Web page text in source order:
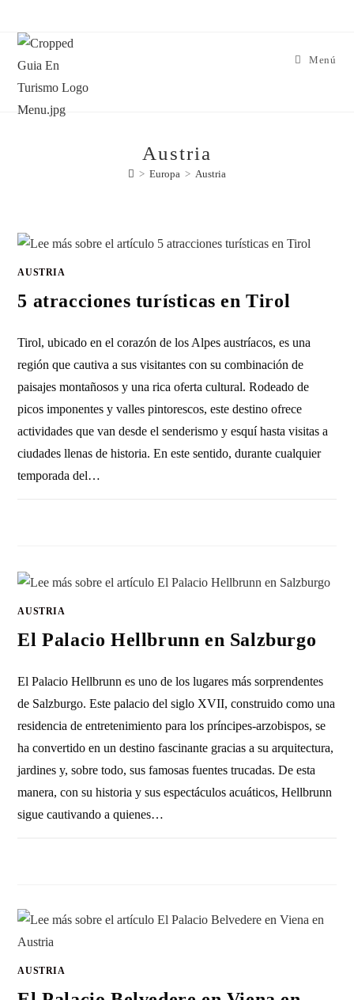
Menú
Austria
> Europa > Austria
AUSTRIA
5 atracciones turísticas en Tirol
Tirol, ubicado en el corazón de los Alpes austríacos, es una
región que cautiva a sus visitantes con su combinación de
paisajes montañosos y una rica oferta cultural. Rodeado de
picos imponentes y valles pintorescos, este destino ofrece
actividades que van desde el senderismo y esquí hasta visitas a
ciudades llenas de historia. En este sentido, durante cualquier
temporada del…
AUSTRIA
El Palacio Hellbrunn en Salzburgo
El Palacio Hellbrunn es uno de los lugares más sorprendentes
de Salzburgo. Este palacio del siglo XVII, construido como una
residencia de entretenimiento para los príncipes-arzobispos, se
ha convertido en un destino fascinante gracias a su arquitectura,
jardines y, sobre todo, sus famosas fuentes trucadas. De esta
manera, con su historia y sus espectáculos acuáticos, Hellbrunn
sigue cautivando a quienes…
AUSTRIA